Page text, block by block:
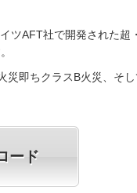
ツAFT社で開発された超
災即ちクラスB火災、そ
ード